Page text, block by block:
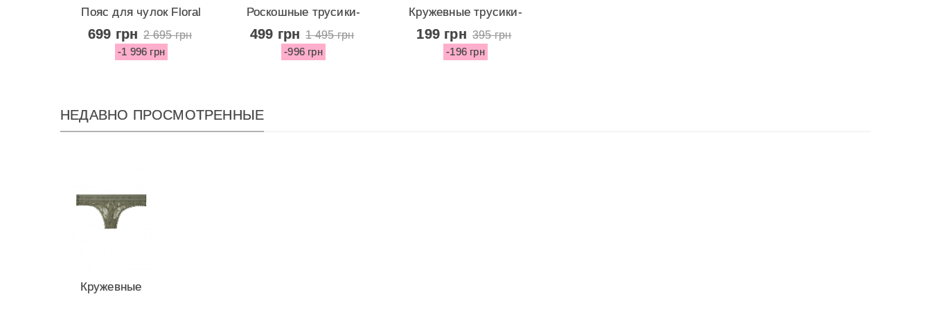
Пояс для чулок Floral
Lace от...
699 грн 2 695 грн
-1 996 грн
Роскошные трусики-
стринги Fringe...
499 грн 1 495 грн
-996 грн
Кружевные трусики-
стринги из...
199 грн 395 грн
-196 грн
НЕДАВНО ПРОСМОТРЕННЫЕ
Кружевные